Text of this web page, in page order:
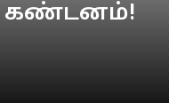
கண்டனம்!